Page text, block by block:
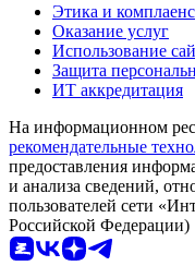
Этика и комплаенс
Оказание услуг
Использование
Защита
ИТ аккредитация
На информационном
рекомендательные
предоставления
и анализа сведений,
пользователей сети
Российской Федерации)